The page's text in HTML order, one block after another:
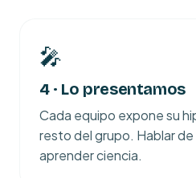
🎤
4 · Lo presentamos
Cada equipo expone su
resto del grupo. Hablar
aprender ciencia.